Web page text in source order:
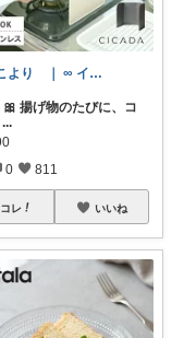
こより ｜ ∞ イヤイライケレ ∞
揚げ物のたびに、コ
...
0 811
コレ いいね